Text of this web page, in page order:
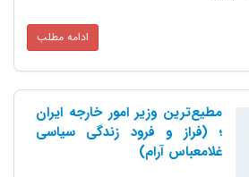
ادامه مطلب
مطیع‌ترین وزیر امور خارجه ایران
؛ (فراز و فرود زندگی سیاسی
غلامعباس آرام)